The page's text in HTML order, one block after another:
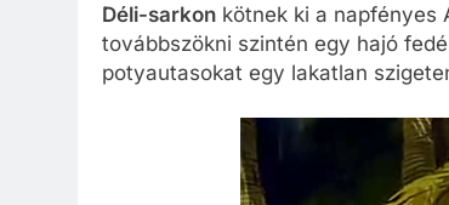
Déli-sarkon kötnek ki a napfényes
továbbszökni szintén egy hajó
potyautasokat egy lakatlan